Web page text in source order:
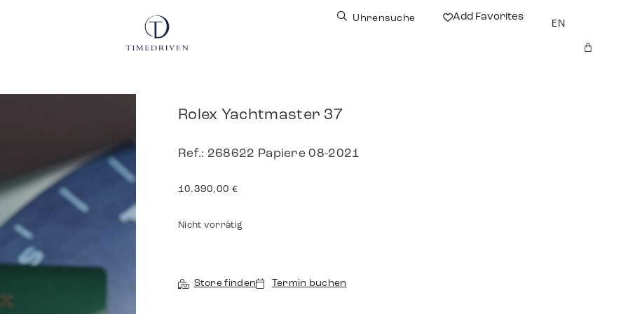
Uhrensuche Add Favorites
EN
Rolex Yachtmaster 37
Ref.: 268622 Papiere 08-2021
10.390,00 €
Nicht vorrätig
Store finden Termin buchen